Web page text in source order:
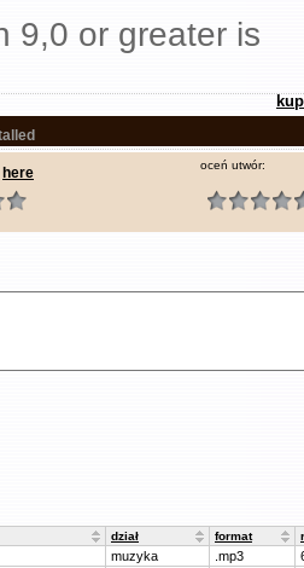
9,0 or greater is
here oceń utwór:
dział format
muzyka .mp3